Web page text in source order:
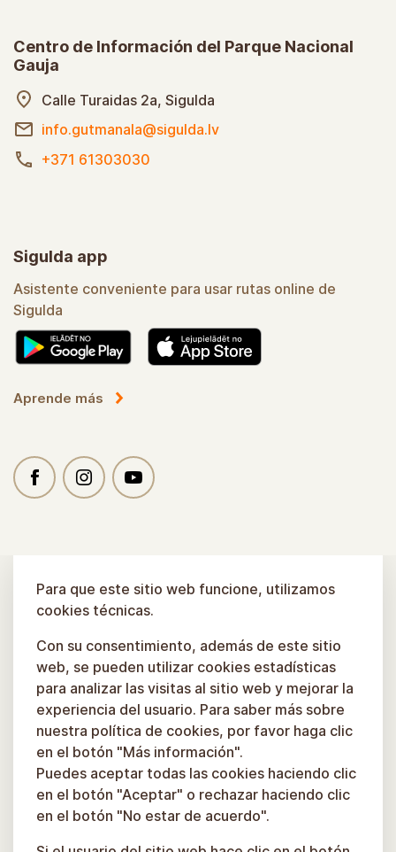
Centro de Información del Parque Nacional
Gauja
Calle Turaidas 2a, Sigulda
info.gutmanala@sigulda.lv
+371 61303030
Sigulda app
Asistente conveniente para usar rutas online de
Sigulda
Aprende más
Para que este sitio web funcione, utilizamos
cookies técnicas.
Con su consentimiento, además de este sitio
web, se pueden utilizar cookies estadísticas
para analizar las visitas al sitio web y mejorar la
experiencia del usuario. Para saber más sobre
nuestra política de cookies, por favor haga clic
en el botón "Más información".
Puedes aceptar todas las cookies haciendo clic
en el botón "Aceptar" o rechazar haciendo clic
en el botón "No estar de acuerdo".